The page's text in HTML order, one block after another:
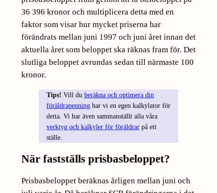
36 396 kronor och multiplicera detta med en
faktor som visar hur mycket priserna har
förändrats mellan juni 1997 och juni året innan det
aktuella året som beloppet ska räknas fram för. Det
slutliga beloppet avrundas sedan till närmaste 100
kronor.
Tips! Vill du beräkna och optimera din
föräldrapenninghar vi en egen kalkylator för
detta. Vi har även sammanställt alla våra
verktyg och kalkyler för föräldrarpå ett
ställe.
När fastställs prisbasbeloppet?
Prisbasbeloppet beräknas årligen mellan juni och